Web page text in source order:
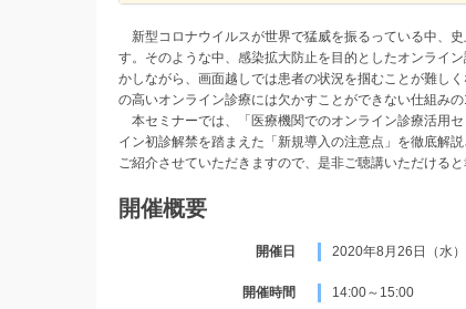
新型コロナウイルスが世界で猛威を振るっている中、
す。そのような中、感染拡大防止を目的としたオンライ
かしながら、画面越しでは患者の状況を掴むことが難し
の高いオンライン診療には欠かすことができない仕組みの
本セミナーでは、「医療機関でのオンライン診療活用
イン初診解禁を踏まえた「新規導入の注意点」を徹底解
ご紹介させていただきますので、是非ご聴講いただけると
開催概要
開催日 2020年8月26日（水）
開催時間 14:00～15:00